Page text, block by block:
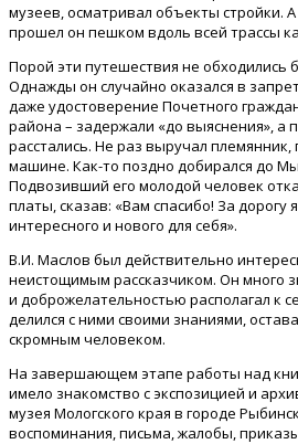
музеев, осматривал объекты стройки.
прошел он пешком вдоль всей трассы
Порой эти путешествия не обходились
Однажды он случайно оказался в
даже удостоверение Почетного
района – задержали «до выяснения», а
расстались. Не раз выручал
машине. Как-то поздно добирался до
Подвозивший его молодой человек
платы, сказав: «Вам спасибо! За дорогу
интересного и нового для себя».
В.И. Маслов был действительно
неистощимым рассказчиком. Он много
и доброжелательностью располагал к
делился с ними своими знаниями,
скромным человеком.
На завершающем этапе работы над
имело знакомство с экспозицией и
музея Мологского края в городе
воспоминания, письма, жалобы,